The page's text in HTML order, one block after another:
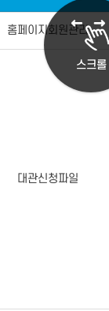
스크롤
홈페이지회원관리
대관신청파일